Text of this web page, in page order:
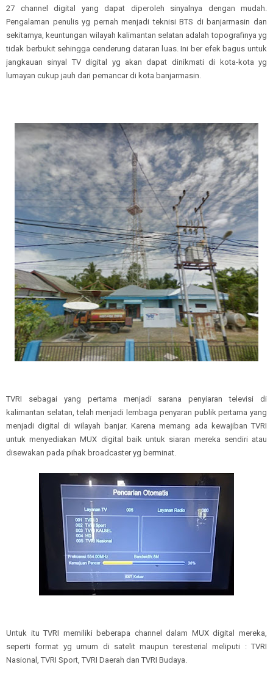
27 channel digital yang dapat diperoleh sinyalnya dengan mudah.
Pengalaman penulis yg pernah menjadi teknisi BTS di banjarmasin dan
sekitarnya, keuntungan wilayah kalimantan selatan adalah topografinya yg
tidak berbukit sehingga cenderung dataran luas. Ini ber efek bagus untuk
jangkauan sinyal TV digital yg akan dapat dinikmati di kota-kota yg
lumayan cukup jauh dari pemancar di kota banjarmasin.
TVRI sebagai yang pertama menjadi sarana penyiaran televisi di
kalimantan selatan, telah menjadi lembaga penyaran publik pertama yang
menjadi digital di wilayah banjar. Karena memang ada kewajiban TVRI
untuk menyediakan MUX digital baik untuk siaran mereka sendiri atau
disewakan pada pihak broadcaster yg berminat.
Untuk itu TVRI memiliki beberapa channel dalam MUX digital mereka,
seperti format yg umum di satelit maupun teresterial meliputi : TVRI
Nasional, TVRI Sport, TVRI Daerah dan TVRI Budaya.